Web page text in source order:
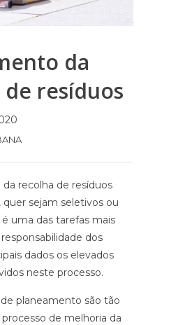
da
resíduos
recolha de resíduos
quer sejam seletivos ou
uma das tarefas mais
dos
dados os elevados
neste processo.
planeamento são tão
de melhoria da